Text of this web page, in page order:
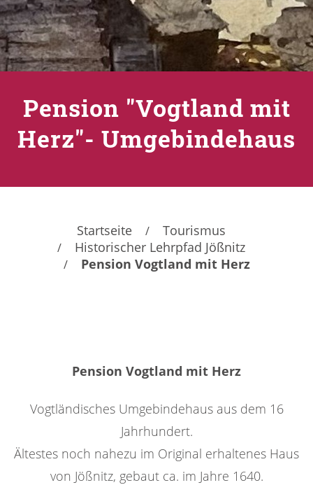
Pension "Vogtland mit
Herz"- Umgebindehaus
Startseite
Tourismus
Historischer Lehrpfad Jößnitz
Pension Vogtland mit Herz
Pension Vogtland mit Herz
Vogtländisches Umgebindehaus aus dem 16
Jahrhundert.
Ältestes noch nahezu im Original erhaltenes Haus
von Jößnitz, gebaut ca. im Jahre 1640.